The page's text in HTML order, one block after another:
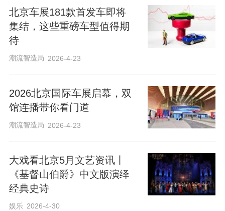
北京车展181款首发车即将
集结，这些重磅车型值得期
待
潮流智造局 2026-4-23
2026北京国际车展启幕，双
馆连播带你看门道
潮流智造局 2026-4-23
大戏看北京5月文艺资讯丨
《基督山伯爵》中文版演绎
经典史诗
娱乐 2026-4-30